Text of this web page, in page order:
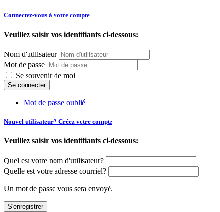
Connectez-vous à votre compte
Veuillez saisir vos identifiants ci-dessous:
Nom d'utilisateur
Mot de passe
Se souvenir de moi
Mot de passe oublié
Nouvel utilisateur? Créez votre compte
Veuillez saisir vos identifiants ci-dessous:
Quel est votre nom d'utilisateur?
Quelle est votre adresse courriel?
Un mot de passe vous sera envoyé.